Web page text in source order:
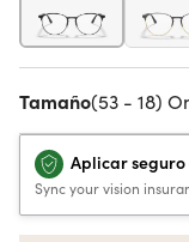
Tamaño(53 - 18)
Aplicar seguro
Sync your vision